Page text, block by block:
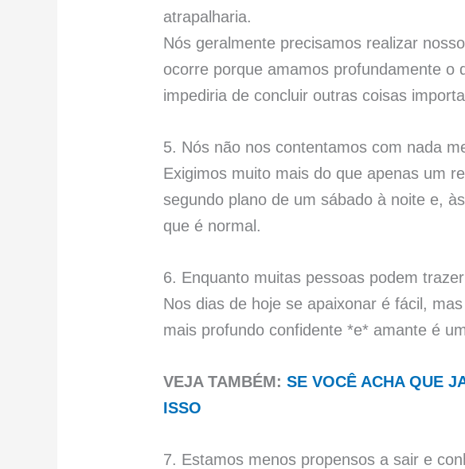
atrapalharia.
Nós geralmente precisamos realizar
ocorre porque amamos profundamente o
impediria de concluir outras coisas
5. Nós não nos contentamos com nada
Exigimos muito mais do que apenas um
segundo plano de um sábado à noite e,
que é normal.
6. Enquanto muitas pessoas podem
Nos dias de hoje se apaixonar é fácil,
mais profundo confidente *e* amante é
VEJA TAMBÉM:SE VOCÊ ACHA QUE
ISSO
7. Estamos menos propensos a sair e